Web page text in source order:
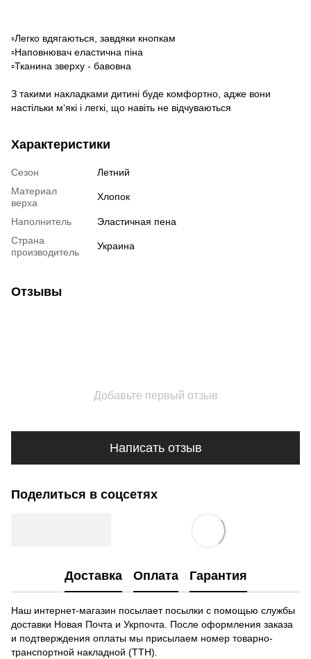
▫️Легко вдягаються, завдяки кнопкам
▫️Наповнювач еластична піна
▫️Тканина зверху - бавовна
З такими накладками дитині буде комфортно, адже вони
настільки м‘які і легкі, що навіть не відчуваються
Характеристики
Сезон
Летний
Материал
верха
Хлопок
Наполнитель
Эластичная пена
Страна
производитель
Украина
Отзывы
Добавьте первый отзыв
Написать отзыв
Поделиться в соцсетях
Доставка Оплата Гарантия
Наш интернет-магазин посылает посылки с помощью службы
доставки Новая Почта и Укрпочта. После оформления заказа
и подтверждения оплаты мы присылаем номер товарно-
транспортной накладной (ТТН).